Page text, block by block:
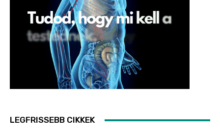
LEGFRISSEBB CIKKEK